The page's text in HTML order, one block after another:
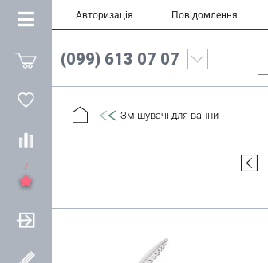
7
Авторизація Повідомлення
(099) 613 07 07
Змішувачі для ванни